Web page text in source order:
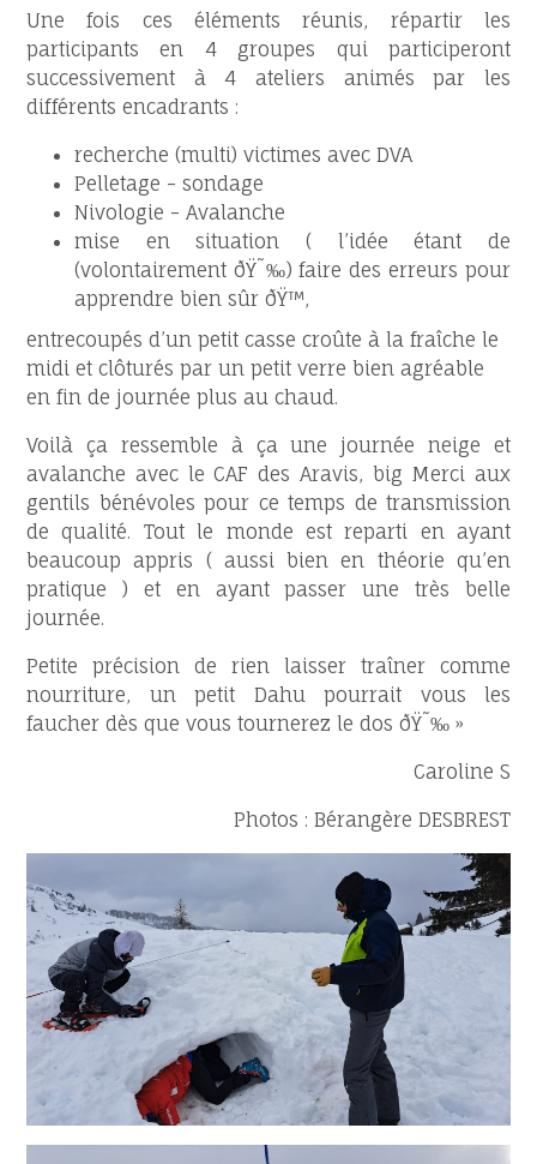
Une fois ces éléments réunis, répartir les
participants en 4 groupes qui participeront
successivement à 4 ateliers animés par les
différents encadrants :
recherche (multi) victimes avec DVA
Pelletage - sondage
Nivologie - Avalanche
mise en situation ( l’idée étant de
(volontairement ðŸ˜‰) faire des erreurs pour
apprendre bien sûr ðŸ™‚
entrecoupés d’un petit casse croûte à la fraîche le
midi et clôturés par un petit verre bien agréable
en fin de journée plus au chaud.
Voilà ça ressemble à ça une journée neige et
avalanche avec le CAF des Aravis, big Merci aux
gentils bénévoles pour ce temps de transmission
de qualité. Tout le monde est reparti en ayant
beaucoup appris ( aussi bien en théorie qu’en
pratique ) et en ayant passer une très belle
journée.
Petite précision de rien laisser traîner comme
nourriture, un petit Dahu pourrait vous les
faucher dès que vous tournerez le dos ðŸ˜‰ »
Caroline S
Photos : Bérangère DESBREST